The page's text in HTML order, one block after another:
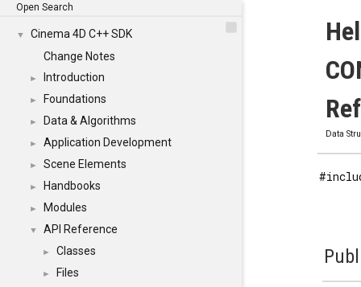
Open Search
▼
Cinema 4D C++ SDK
Change Notes
► Introduction
► Foundations
► Data & Algorithms
► Application Development
► Scene Elements
► Handbooks
► Modules
▼ API Reference
► Classes
► Files
Data